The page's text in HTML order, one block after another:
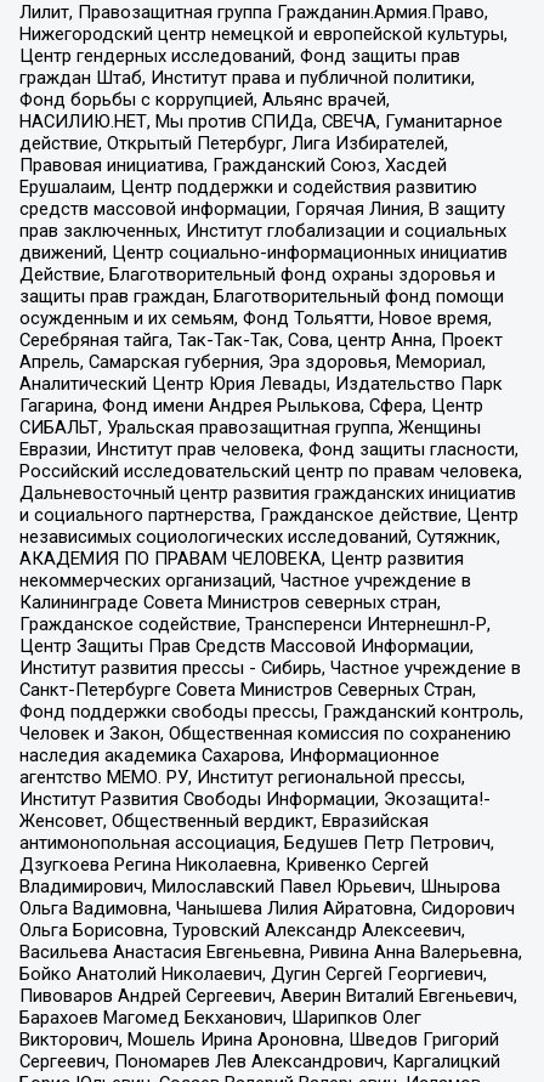
Лилит, Правозащитная группа Гражданин.Армия.Право,
Нижегородский центр немецкой и европейской культуры,
Центр гендерных исследований, Фонд защиты прав
граждан Штаб, Институт права и публичной политики,
Фонд борьбы с коррупцией, Альянс врачей,
НАСИЛИЮ.НЕТ, Мы против СПИДа, СВЕЧА, Гуманитарное
действие, Открытый Петербург, Лига Избирателей,
Правовая инициатива, Гражданский Союз, Хасдей
Ерушалаим, Центр поддержки и содействия развитию
средств массовой информации, Горячая Линия, В защиту
прав заключенных, Институт глобализации и социальных
движений, Центр социально-информационных инициатив
Действие, Благотворительный фонд охраны здоровья и
защиты прав граждан, Благотворительный фонд помощи
осужденным и их семьям, Фонд Тольятти, Новое время,
Серебряная тайга, Так-Так-Так, Сова, центр Анна, Проект
Апрель, Самарская губерния, Эра здоровья, Мемориал,
Аналитический Центр Юрия Левады, Издательство Парк
Гагарина, Фонд имени Андрея Рылькова, Сфера, Центр
СИБАЛЬТ, Уральская правозащитная группа, Женщины
Евразии, Институт прав человека, Фонд защиты гласности,
Российский исследовательский центр по правам человека,
Дальневосточный центр развития гражданских инициатив
и социального партнерства, Гражданское действие, Центр
независимых социологических исследований, Сутяжник,
АКАДЕМИЯ ПО ПРАВАМ ЧЕЛОВЕКА, Центр развития
некоммерческих организаций, Частное учреждение в
Калининграде Совета Министров северных стран,
Гражданское содействие, Трансперенси Интернешнл-Р,
Центр Защиты Прав Средств Массовой Информации,
Институт развития прессы - Сибирь, Частное учреждение в
Санкт-Петербурге Совета Министров Северных Стран,
Фонд поддержки свободы прессы, Гражданский контроль,
Человек и Закон, Общественная комиссия по сохранению
наследия академика Сахарова, Информационное
агентство МЕМО. РУ, Институт региональной прессы,
Институт Развития Свободы Информации, Экозащита!-
Женсовет, Общественный вердикт, Евразийская
антимонопольная ассоциация, Бедушев Петр Петрович,
Дзугкоева Регина Николаевна, Кривенко Сергей
Владимирович, Милославский Павел Юрьевич, Шнырова
Ольга Вадимовна, Чанышева Лилия Айратовна, Сидорович
Ольга Борисовна, Туровский Александр Алексеевич,
Васильева Анастасия Евгеньевна, Ривина Анна Валерьевна,
Бойко Анатолий Николаевич, Дугин Сергей Георгиевич,
Пивоваров Андрей Сергеевич, Аверин Виталий Евгеньевич,
Барахоев Магомед Бекханович, Шарипков Олег
Викторович, Мошель Ирина Ароновна, Шведов Григорий
Сергеевич, Пономарев Лев Александрович, Каргалицкий